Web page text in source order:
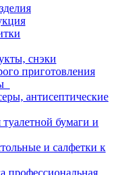
снэки
приготовления
антисептические
бумаги и
и салфетки к
профессиональная